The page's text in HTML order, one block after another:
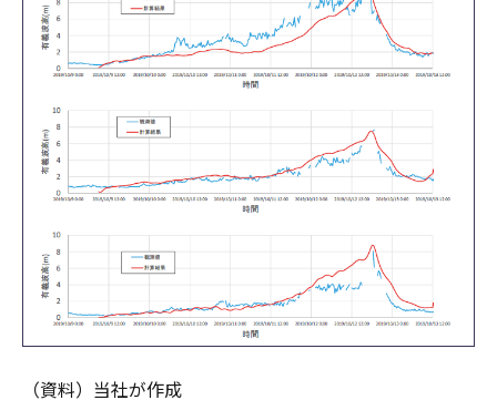
（資料）当社が作成